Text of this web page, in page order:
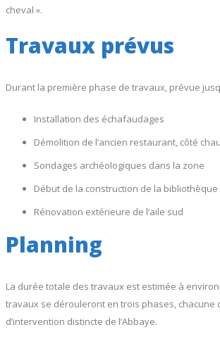
cheval ».
Travaux prévus
Durant la première phase de travaux, prévue
Installation des échafaudages
Démolition de l’ancien restaurant, côté
Sondages archéologiques dans la zone
Début de la construction de la
Rénovation extérieure de l’aile sud
Planning
La durée totale des travaux est estimée à
travaux se dérouleront en trois phases, chacune
d’intervention distincte de l’Abbaye.